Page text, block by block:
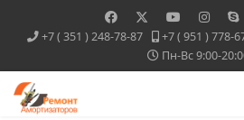
+7 ( 351 ) 248-78-87 +7 ( 951 ) 778-
Пн-Вс 9:00-